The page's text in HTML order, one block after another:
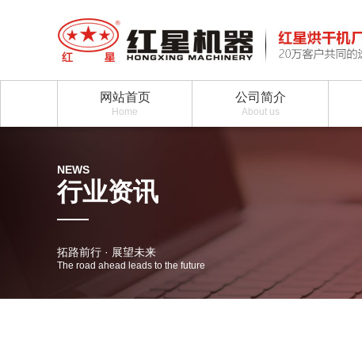
网站首页
Home
公司简介
About us
NEWS
行业资讯
拓路前行 · 展望未来
The road ahead leads to the future